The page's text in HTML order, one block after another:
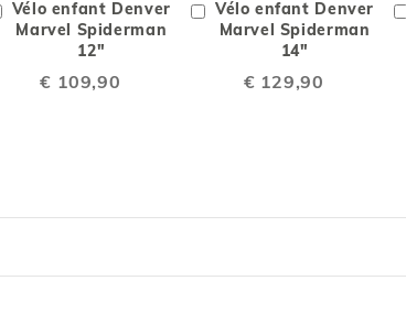
Vélo enfant Denver
Marvel Spiderman
12"
€ 109,90
Ajouter
au
LA
COMPARE
Vélo enfant Denver
Marvel Spiderman
14"
€ 129,90
Ajouter
au
LA
COMPARE